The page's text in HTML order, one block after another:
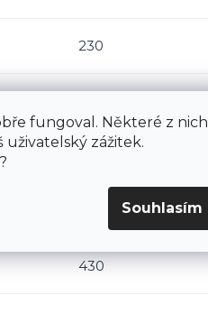
fungoval. Některé z nich
uživatelský zážitek.
Souhlasím
230
330
430